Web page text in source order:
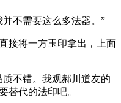
不需要这么多法器。”
接将一方玉印拿出，上面
不错。我观郝川道友的
替代的法印吧。